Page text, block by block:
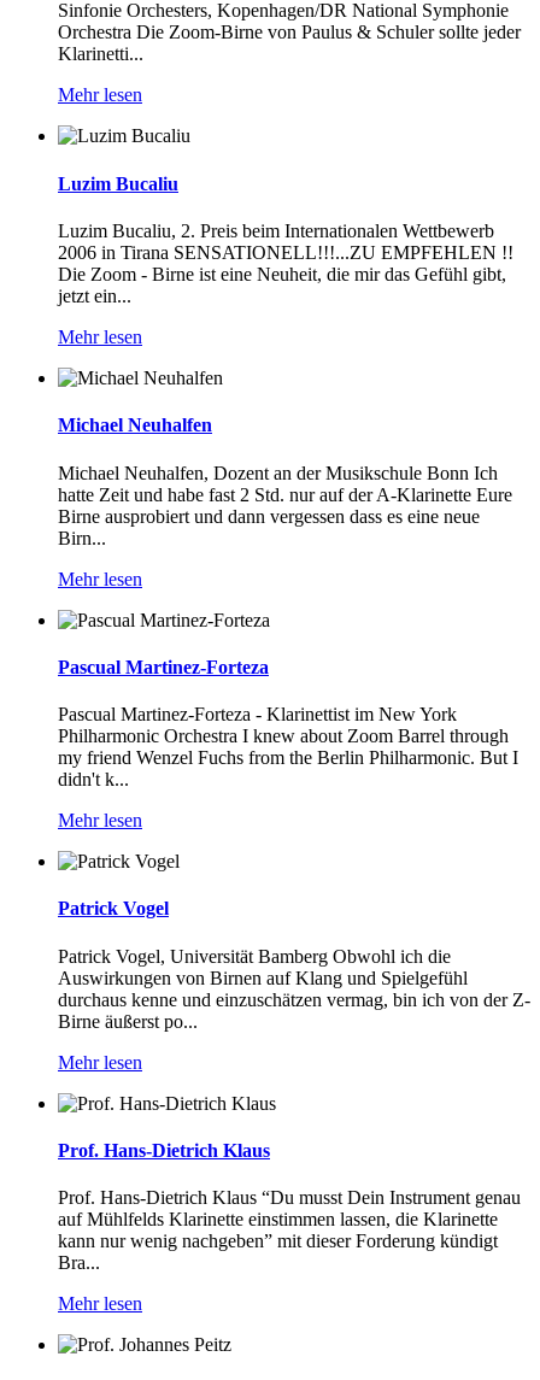
Sinfonie Orchesters, Kopenhagen/DR National Symphonie
Orchestra Die Zoom-Birne von Paulus & Schuler sollte jeder
Klarinetti...
Mehr lesen
Luzim Bucaliu
Luzim Bucaliu, 2. Preis beim Internationalen Wettbewerb
2006 in Tirana SENSATIONELL!!!...ZU EMPFEHLEN !!
Die Zoom - Birne ist eine Neuheit, die mir das Gefühl gibt,
jetzt ein...
Mehr lesen
Michael Neuhalfen
Michael Neuhalfen, Dozent an der Musikschule Bonn Ich
hatte Zeit und habe fast 2 Std. nur auf der A-Klarinette Eure
Birne ausprobiert und dann vergessen dass es eine neue
Birn...
Mehr lesen
Pascual Martinez-Forteza
Pascual Martinez-Forteza - Klarinettist im New York
Philharmonic Orchestra I knew about Zoom Barrel through
my friend Wenzel Fuchs from the Berlin Philharmonic. But I
didn't k...
Mehr lesen
Patrick Vogel
Patrick Vogel, Universität Bamberg Obwohl ich die
Auswirkungen von Birnen auf Klang und Spielgefühl
durchaus kenne und einzuschätzen vermag, bin ich von der Z-
Birne äußerst po...
Mehr lesen
Prof. Hans-Dietrich Klaus
Prof. Hans-Dietrich Klaus “Du musst Dein Instrument genau
auf Mühlfelds Klarinette einstimmen lassen, die Klarinette
kann nur wenig nachgeben” mit dieser Forderung kündigt
Bra...
Mehr lesen